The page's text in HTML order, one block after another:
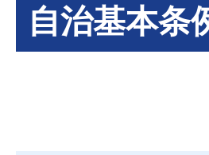
自治基本条